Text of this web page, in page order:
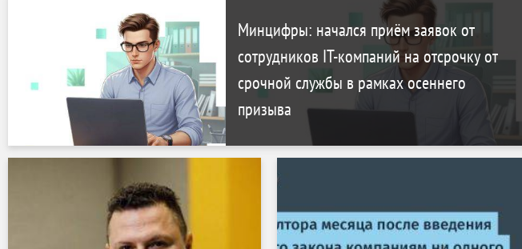
Минцифры: начался приём заявок от
сотрудников IT-компаний на отсрочку от
срочной службы в рамках осеннего
призыва